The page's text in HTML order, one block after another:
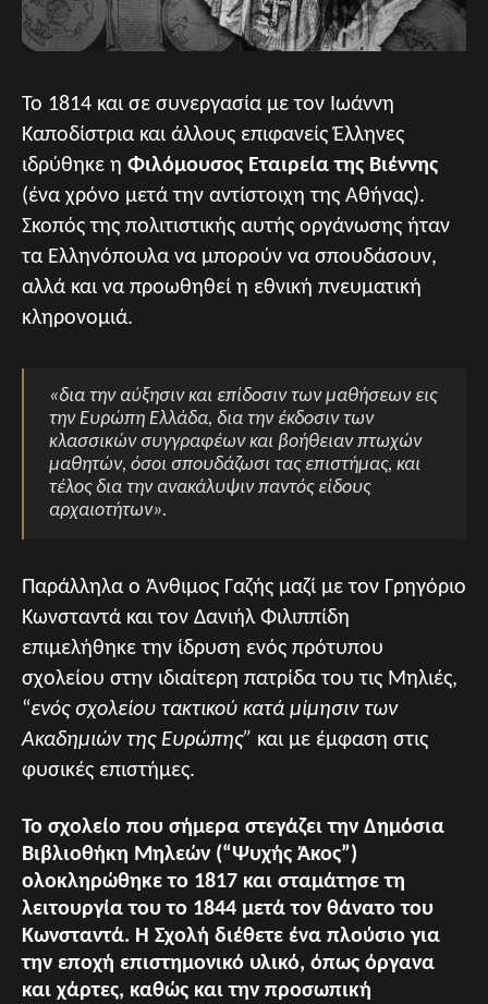
Το 1814 και σε συνεργασία με τον Ιωάννη
Καποδίστρια και άλλους επιφανείς Έλληνες
ιδρύθηκε η Φιλόμουσος Εταιρεία της Βιέννης
(ένα χρόνο μετά την αντίστοιχη της Αθήνας).
Σκοπός της πολιτιστικής αυτής οργάνωσης ήταν
τα Ελληνόπουλα να μπορούν να σπουδάσουν,
αλλά και να προωθηθεί η εθνική πνευματική
κληρονομιά.
«δια την αύξησιν και επίδοσιν των μαθήσεων εις
την Ευρώπη Ελλάδα, δια την έκδοσιν των
κλασσικών συγγραφέων και βοήθειαν πτωχών
μαθητών, όσοι σπουδάζωσι τας επιστήμας, και
τέλος δια την ανακάλυψιν παντός είδους
αρχαιοτήτων».
Παράλληλα ο Άνθιμος Γαζής μαζί με τον Γρηγόριο
Κωνσταντά και τον Δανιήλ Φιλιππίδη
επιμελήθηκε την ίδρυση ενός πρότυπου
σχολείου στην ιδιαίτερη πατρίδα του τις Μηλιές,
“ενός σχολείου τακτικού κατά μίμησιν των
Ακαδημιών της Ευρώπης” και με έμφαση στις
φυσικές επιστήμες.
Το σχολείο που σήμερα στεγάζει την Δημόσια
Βιβλιοθήκη Μηλεών (“Ψυχής Άκος”)
ολοκληρώθηκε το 1817 και σταμάτησε τη
λειτουργία του το 1844 μετά τον θάνατο του
Κωνσταντά. Η Σχολή διέθετε ένα πλούσιο για
την εποχή επιστημονικό υλικό, όπως όργανα
και χάρτες, καθώς και την προσωπική